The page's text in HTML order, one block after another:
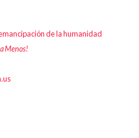
de la humanidad
Menos!